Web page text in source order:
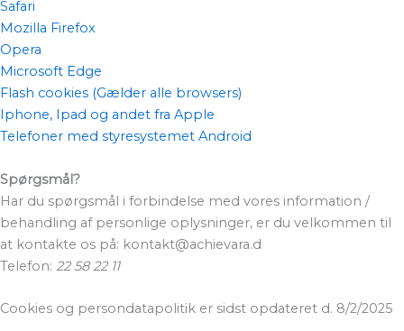
Safari
Mozilla Firefox
Opera
Microsoft Edge
Flash cookies (Gælder alle browsers)
Iphone, Ipad og andet fra Apple
Telefoner med styresystemet Android
Spørgsmål?
Har du spørgsmål i forbindelse med vores information /
behandling af personlige oplysninger, er du velkommen til
at kontakte os på: kontakt@achievara.d
Telefon: 22 58 22 11
Cookies og persondatapolitik er sidst opdateret d. 8/2/2025